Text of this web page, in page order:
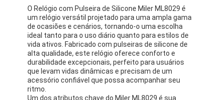
O Relógio com Pulseira de Silicone Miler ML8029 é
um relógio versátil projetado para uma ampla gama
de ocasiões e cenários, tornando-o uma escolha
ideal tanto para o uso diário quanto para estilos de
vida ativos. Fabricado com pulseiras de silicone de
alta qualidade, este relógio oferece conforto e
durabilidade excepcionais, perfeito para usuários
que levam vidas dinâmicas e precisam de um
acessório confiável que possa acompanhar seu
ritmo.
Um dos atributos chave do Miler ML8029 é sua